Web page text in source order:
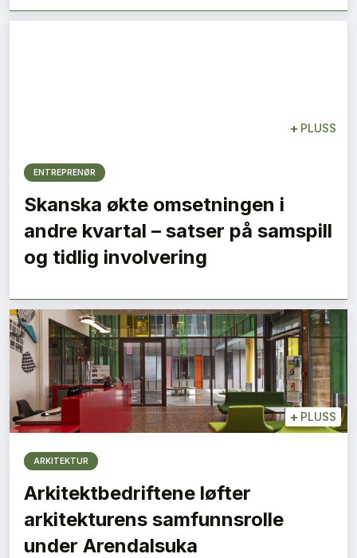
+ PLUSS
ENTREPRENØR
Skanska økte omsetningen i
andre kvartal – satser på samspill
og tidlig involvering
+ PLUSS
ARKITEKTUR
Arkitektbedriftene løfter
arkitekturens samfunnsrolle
under Arendalsuka